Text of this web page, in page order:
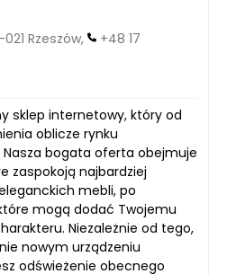
Rzeszów,
+48 17
sklep internetowy, który od
oblicze rynku
Nasza bogata oferta obejmuje
zaspokoją najbardziej
mebli, po
mogą dodać Twojemu
Niezależnie od tego,
nowym urządzeniu
odświeżenie obecnego